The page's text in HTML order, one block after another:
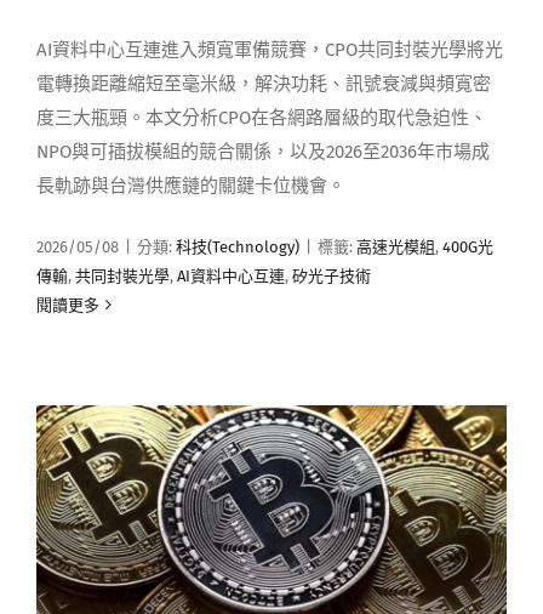
AI資料中心互連進入頻寬軍備競賽，CPO共同封裝光學將光
電轉換距離縮短至毫米級，解決功耗、訊號衰減與頻寬密
度三大瓶頸。本文分析CPO在各網路層級的取代急迫性、
NPO與可插拔模組的競合關係，以及2026至2036年市場成
長軌跡與台灣供應鏈的關鍵卡位機會。
2026/05/08 分類: 科技(Technology) 標籤: 高速光模組, 400G光
傳輸, 共同封裝光學, AI資料中心互連, 矽光子技術
閱讀更多